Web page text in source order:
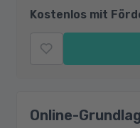
Kostenlos mit
Online-